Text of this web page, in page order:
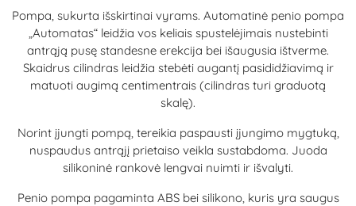
Pompa, sukurta išskirtinai vyrams. Automatinė penio pompa
„Automatas“ leidžia vos keliais spustelėjimais nustebinti
antrąją pusę standesne erekcija bei išaugusia ištverme.
Skaidrus cilindras leidžia stebėti augantį pasididžiavimą ir
matuoti augimą centimentrais (cilindras turi graduotą
skalę).
Norint įjungti pompą, tereikia paspausti įjungimo mygtuką,
nuspaudus antrąjį prietaiso veikla sustabdoma. Juoda
silikoninė rankovė lengvai nuimti ir išvalyti.
Penio pompa pagaminta ABS bei silikono, kuris yra saugus